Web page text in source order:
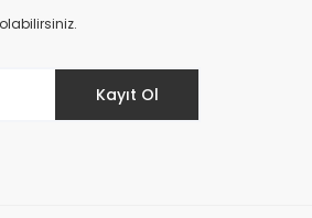
Kayıt Ol